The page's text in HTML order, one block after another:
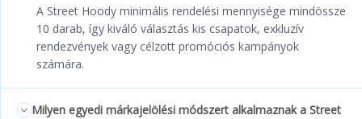
A Street Hoody minimális rendelési mennyisége mindössze
10 darab, így kiváló választás kis csapatok, exkluzív
rendezvények vagy célzott promóciós kampányok
számára.
Milyen egyedi márkajelölési módszert alkalmaznak a Street